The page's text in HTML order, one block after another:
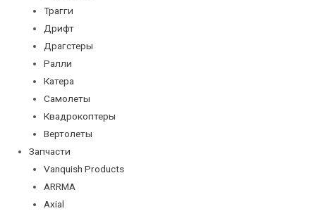
Трагги
Дрифт
Драгстеры
Ралли
Катера
Самолеты
Квадрокоптеры
Вертолеты
Запчасти
Vanquish Products
ARRMA
Axial